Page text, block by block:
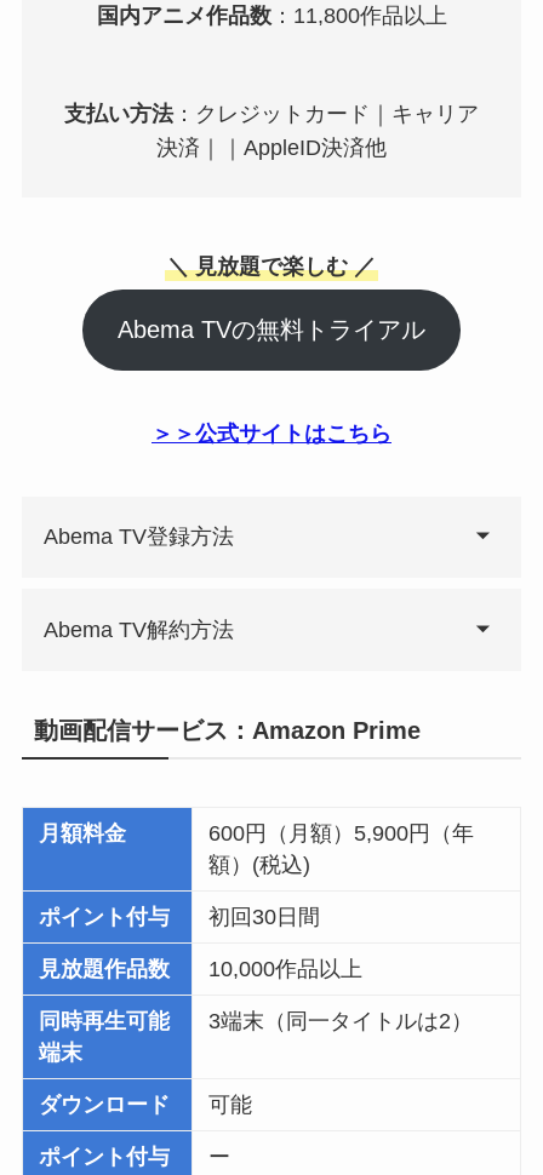
国内アニメ作品数：11,800作品以上
支払い方法：クレジットカード｜キャリア
決済｜｜AppleID決済他
＼ 見放題で楽しむ ／
Abema TVの無料トライアル
＞＞公式サイトはこちら
Abema TV登録方法
Abema TV解約方法
動画配信サービス：Amazon Prime
月額料金
600円（月額）5,900円（年
額）(税込)
ポイント付与 初回30日間
見放題作品数 10,000作品以上
同時再生可能
端末
3端末（同一タイトルは2）
ダウンロード 可能
ポイント付与 ー